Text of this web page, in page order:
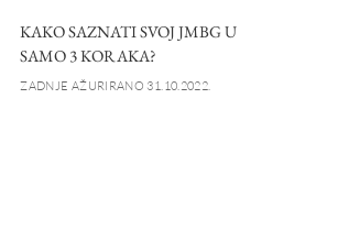
KAKO SAZNATI SVOJ JMBG U
SAMO 3 KORAKA?
ZADNJE AŽURIRANO 31.10.2022.